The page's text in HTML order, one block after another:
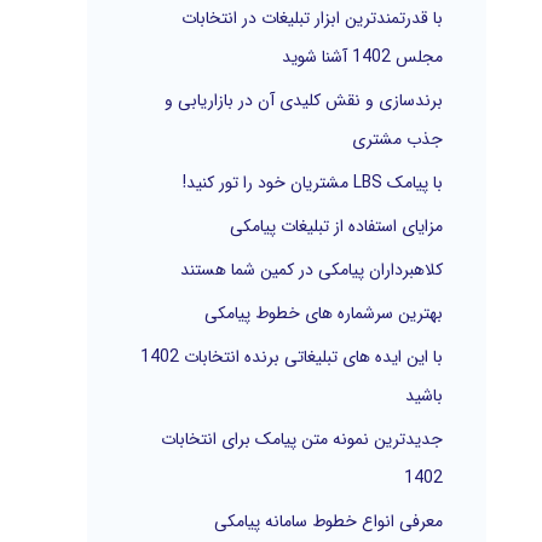
ر
ی
:
با قدرتمندترین ابزار تبلیغات در انتخابات
مجلس 1402 آشنا شوید
برندسازی و نقش کلیدی آن در بازاریابی و
جذب مشتری
با پیامک LBS مشتریان خود را تور کنید!
مزایای استفاده از تبلیغات پیامکی
کلاهبرداران پیامکی در کمین شما هستند
بهترین سرشماره های خطوط پیامکی
با این ایده های تبلیغاتی برنده انتخابات 1402
باشید
جدیدترین نمونه متن پیامک برای انتخابات
1402
معرفی انواع خطوط سامانه پیامکی